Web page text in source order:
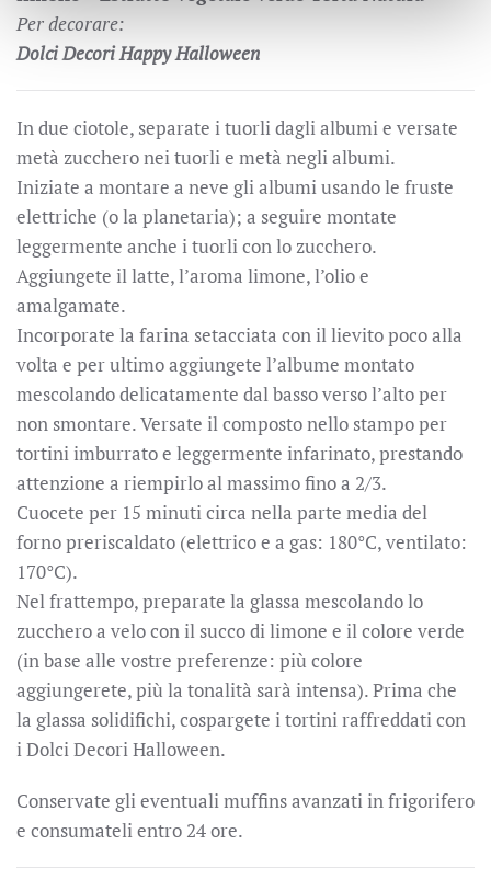
Per decorare:
Dolci Decori Happy Halloween
In due ciotole, separate i tuorli dagli albumi e versate
metà zucchero nei tuorli e metà negli albumi.
Iniziate a montare a neve gli albumi usando le fruste
elettriche (o la planetaria); a seguire montate
leggermente anche i tuorli con lo zucchero.
Aggiungete il latte, l’aroma limone, l’olio e
amalgamate.
Incorporate la farina setacciata con il lievito poco alla
volta e per ultimo aggiungete l’albume montato
mescolando delicatamente dal basso verso l’alto per
non smontare. Versate il composto nello stampo per
tortini imburrato e leggermente infarinato, prestando
attenzione a riempirlo al massimo fino a 2/3.
Cuocete per 15 minuti circa nella parte media del
forno preriscaldato (elettrico e a gas: 180°C, ventilato:
170°C).
Nel frattempo, preparate la glassa mescolando lo
zucchero a velo con il succo di limone e il colore verde
(in base alle vostre preferenze: più colore
aggiungerete, più la tonalità sarà intensa). Prima che
la glassa solidifichi, cospargete i tortini raffreddati con
i Dolci Decori Halloween.
Conservate gli eventuali muffins avanzati in frigorifero
e consumateli entro 24 ore.